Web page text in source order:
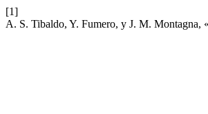
[1]
A. S. Tibaldo, Y. Fumero, y J. M. Montagna,